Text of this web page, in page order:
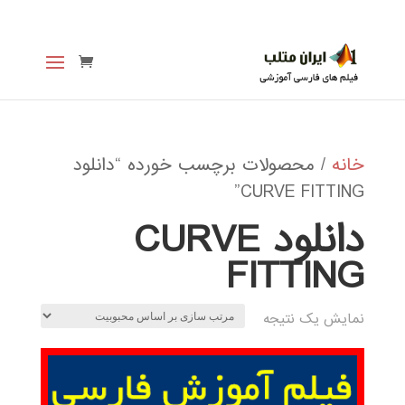
خانه / محصولات برچسب خورده “دانلود
CURVE FITTING”
دانلود CURVE
FITTING
نمایش یک نتیجه